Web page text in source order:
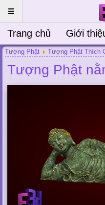
Trang chủ Giới
Tượng Phật Tượng Phật Thích
Tượng Phật